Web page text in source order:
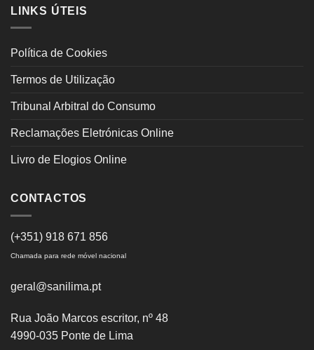
LINKS ÚTEIS
Política de Cookies
Termos de Utilização
Tribunal Arbitral do Consumo
Reclamações Eletrónicas Online
Livro de Elogios Online
CONTACTOS
(+351) 918 671 856
Chamada para rede móvel nacional
geral@sanilima.pt
Rua João Marcos escritor, nº 48
4990-035 Ponte de Lima